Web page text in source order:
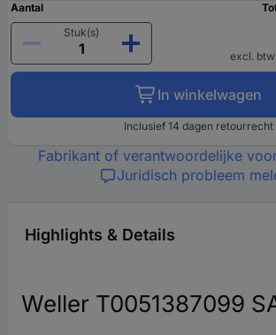
Aantal
Stuk(s)
excl. btw
In winkelwagen
Inclusief 14 dagen retourrecht
Fabrikant of verantwoordelijke
Juridisch probleem
Highlights & Details
Weller T0051387099